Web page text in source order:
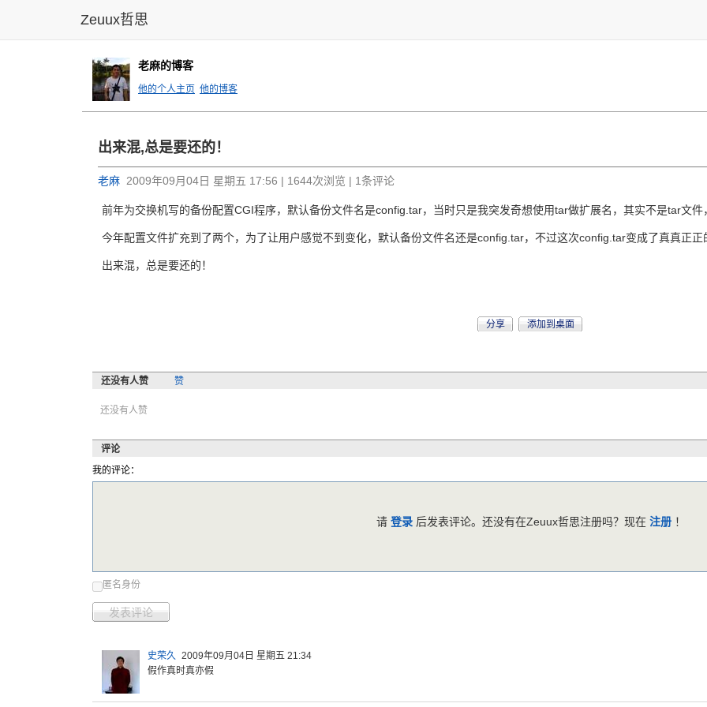
Zeuux哲思
老麻的博客
他的个人主页 他的博客
出来混,总是要还的！
老麻 2009年09月04日 星期五 17:56 | 1644次浏览 | 1条评论
前年为交换机写的备份配置CGI程序，默认备份文件名是config.tar，当时只是我突发奇想使用tar做扩展名，其实不是tar文
今年配置文件扩充到了两个，为了让用户感觉不到变化，默认备份文件名还是config.tar，不过这次config.tar变成了真真正正
出来混，总是要还的！
分享 添加到桌面
还没有人赞 赞
还没有人赞
评论
我的评论：
匿名身份
发表评论
请 登录 后发表评论。还没有在Zeuux哲思注册吗？现在 注册 ！
史荣久 2009年09月04日 星期五 21:34
假作真时真亦假